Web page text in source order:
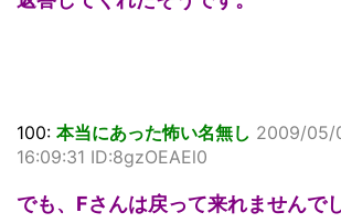
100: 本当にあった怖い名無し 2009/05/
16:09:31 ID:8gzOEAEl0
でも、Fさんは戻って来れませんでし